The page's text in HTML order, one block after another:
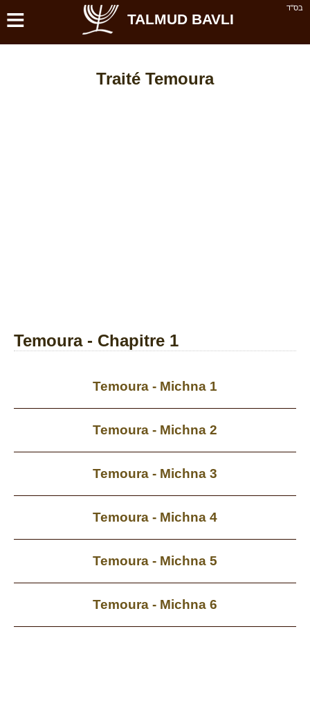
בס''ד ≡ TALMUD BAVLI
Traité Temoura
Temoura - Chapitre 1
Temoura - Michna 1
Temoura - Michna 2
Temoura - Michna 3
Temoura - Michna 4
Temoura - Michna 5
Temoura - Michna 6